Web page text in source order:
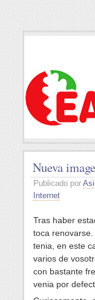
Nueva
Publicado por
Internet
Tras haber
toca
tenia, en este
varios de
con bastante
venia por